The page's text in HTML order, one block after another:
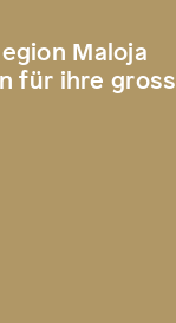
Maloja
für ihre